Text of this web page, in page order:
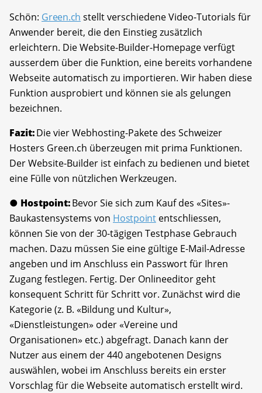
Schön: Green.ch stellt verschiedene Video-Tutorials für
Anwender bereit, die den Einstieg zusätzlich
erleichtern. Die Website-Builder-Homepage verfügt
ausserdem über die Funktion, eine bereits vorhandene
Webseite automatisch zu importieren. Wir haben diese
Funktion ausprobiert und können sie als gelungen
bezeichnen.
Fazit:Die vier Webhosting-Pakete des Schweizer
Hosters Green.ch überzeugen mit prima Funktionen.
Der Website-Builder ist einfach zu bedienen und bietet
eine Fülle von nützlichen Werkzeugen.
● Hostpoint:Bevor Sie sich zum Kauf des «Sites»-
Baukastensystems von Hostpointentschliessen,
können Sie von der 30-tägigen Testphase Gebrauch
machen. Dazu müssen Sie eine gültige E-Mail-Adresse
angeben und im Anschluss ein Passwort für Ihren
Zugang festlegen. Fertig. Der Onlineeditor geht
konsequent Schritt für Schritt vor. Zunächst wird die
Kategorie (z. B. «Bildung und Kultur»,
«Dienstleistungen» oder «Vereine und
Organisationen» etc.) abgefragt. Danach kann der
Nutzer aus einem der 440 angebotenen Designs
auswählen, wobei im Anschluss bereits ein erster
Vorschlag für die Webseite automatisch erstellt wird.